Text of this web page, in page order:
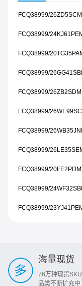
海量现货
76万种现货SKU
品类不断扩充中